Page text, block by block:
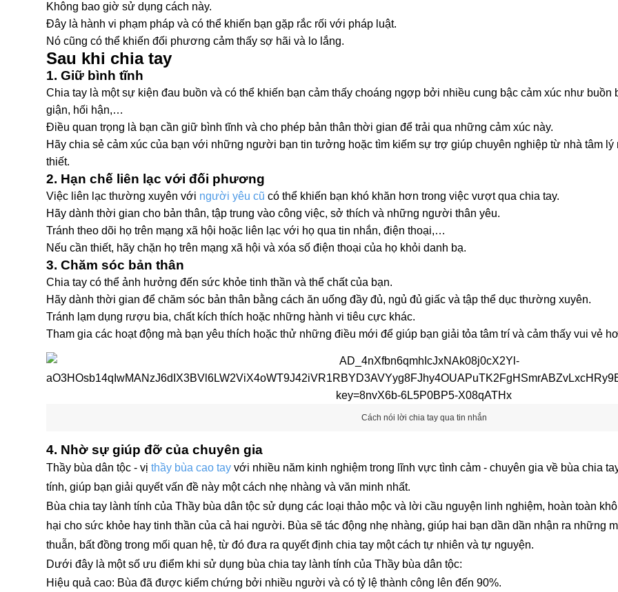
Không bao giờ sử dụng cách này.
Đây là hành vi phạm pháp và có thể khiến bạn gặp rắc rối với pháp luật.
Nó cũng có thể khiến đối phương cảm thấy sợ hãi và lo lắng.
Sau khi chia tay
1. Giữ bình tĩnh
Chia tay là một sự kiện đau buồn và có thể khiến bạn cảm thấy choáng ngợp bởi nhiều cung bậc cảm xúc như buồn
giận, hối hận,…
Điều quan trọng là bạn cần giữ bình tĩnh và cho phép bản thân thời gian để trải qua những cảm xúc này.
Hãy chia sẻ cảm xúc của bạn với những người bạn tin tưởng hoặc tìm kiếm sự trợ giúp chuyên nghiệp từ nhà tâm lý
thiết.
2. Hạn chế liên lạc với đối phương
Việc liên lạc thường xuyên với người yêu cũ có thể khiến bạn khó khăn hơn trong việc vượt qua chia tay.
Hãy dành thời gian cho bản thân, tập trung vào công việc, sở thích và những người thân yêu.
Tránh theo dõi họ trên mạng xã hội hoặc liên lạc với họ qua tin nhắn, điện thoại,…
Nếu cần thiết, hãy chặn họ trên mạng xã hội và xóa số điện thoại của họ khỏi danh bạ.
3. Chăm sóc bản thân
Chia tay có thể ảnh hưởng đến sức khỏe tinh thần và thể chất của bạn.
Hãy dành thời gian để chăm sóc bản thân bằng cách ăn uống đầy đủ, ngủ đủ giấc và tập thể dục thường xuyên.
Tránh lạm dụng rượu bia, chất kích thích hoặc những hành vi tiêu cực khác.
Tham gia các hoạt động mà bạn yêu thích hoặc thử những điều mới để giúp bạn giải tỏa tâm trí và cảm thấy vui vẻ
Cách nói lời chia tay qua tin nhắn
4. Nhờ sự giúp đỡ của chuyên gia
Thầy bùa dân tộc - vị thầy bùa cao tay với nhiều năm kinh nghiệm trong lĩnh vực tình cảm - chuyên gia về bùa chia
tính, giúp bạn giải quyết vấn đề này một cách nhẹ nhàng và văn minh nhất.
Bùa chia tay lành tính của Thầy bùa dân tộc sử dụng các loại thảo mộc và lời cầu nguyện linh nghiệm, hoàn toàn
hại cho sức khỏe hay tinh thần của cả hai người. Bùa sẽ tác động nhẹ nhàng, giúp hai bạn dần dần nhận ra những
thuẫn, bất đồng trong mối quan hệ, từ đó đưa ra quyết định chia tay một cách tự nhiên và tự nguyện.
Dưới đây là một số ưu điểm khi sử dụng bùa chia tay lành tính của Thầy bùa dân tộc:
Hiệu quả cao: Bùa đã được kiểm chứng bởi nhiều người và có tỷ lệ thành công lên đến 90%.